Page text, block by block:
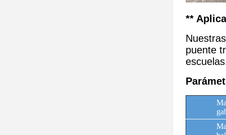
**
puente